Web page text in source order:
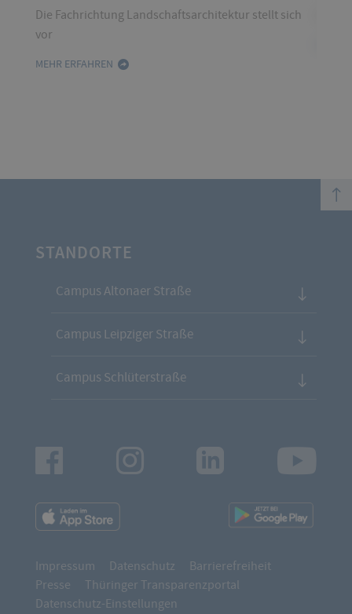
Die Fachrichtung Landschaftsarchitektur stellt sich
vor
MEHR ERFAHREN
top
STANDORTE
Campus Altonaer Straße
Campus Leipziger Straße
Campus Schlüterstraße
Instagram LinkedIn
Impressum Datenschutz
Barrierefreiheit
Presse
Thüringer Transparenzportal
Datenschutz-Einstellungen